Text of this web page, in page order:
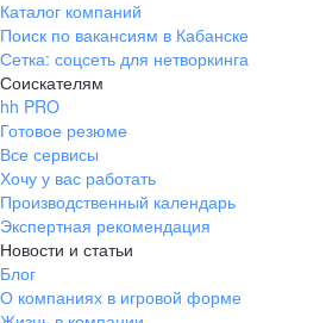
Каталог компаний
Поиск по вакансиям в Кабанске
Сетка: соцсеть для нетворкинга
Соискателям
hh PRO
Готовое резюме
Все сервисы
Хочу у вас работать
Производственный календарь
Экспертная рекомендация
Новости и статьи
Блог
О компаниях в игровой форме